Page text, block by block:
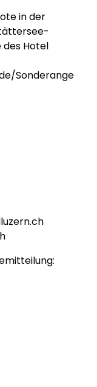
in der
des Hotel
Sonderange